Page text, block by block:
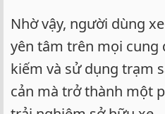
Nhờ vậy, người dùng
yên tâm trên mọi cung
kiếm và sử dụng trạm
cản mà trở thành một